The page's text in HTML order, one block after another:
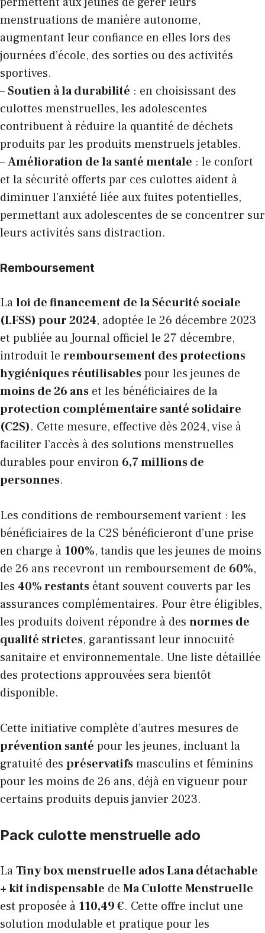
menstruations de manière autonome,
augmentant leur confiance en elles lors des
journées d’école, des sorties ou des activités
sportives.
– Soutien à la durabilité : en choisissant des
culottes menstruelles, les adolescentes
contribuent à réduire la quantité de déchets
produits par les produits menstruels jetables.
–Amélioration de la santé mentale : le confort
et la sécurité offerts par ces culottes aident à
diminuer l’anxiété liée aux fuites potentielles,
permettant aux adolescentes de se concentrer sur
leurs activités sans distraction.
Remboursement
Laloi de financement de la Sécurité sociale
(LFSS) pour 2024, adoptée le 26 décembre 2023
et publiée au Journal officiel le 27 décembre,
introduit le remboursement des protections
hygiéniques réutilisablespour les jeunes de
moins de 26 ans et les bénéficiaires de la
protection complémentaire santé solidaire
(C2S). Cette mesure, effective dès 2024, vise à
faciliter l’accès à des solutions menstruelles
durables pour environ 6,7 millions de
personnes.
Les conditions de remboursement varient : les
bénéficiaires de la C2S bénéficieront d’une prise
en charge à 100%, tandis que les jeunes de moins
de 26 ans recevront un remboursement de 60%,
les 40% restants étant souvent couverts par les
assurances complémentaires. Pour être éligibles,
les produits doivent répondre à des normes de
qualité strictes, garantissant leur innocuité
sanitaire et environnementale. Une liste détaillée
des protections approuvées sera bientôt
disponible.
Cette initiative complète d’autres mesures de
prévention santé pour les jeunes, incluant la
gratuité des préservatifsmasculins et féminins
pour les moins de 26 ans, déjà en vigueur pour
certains produits depuis janvier 2023.
Pack culotte menstruelle ado
LaTiny box menstruelle ados Lana détachable
+ kit indispensable de Ma Culotte Menstruelle
est proposée à 110,49 €. Cette offre inclut une
solution modulable et pratique pour les